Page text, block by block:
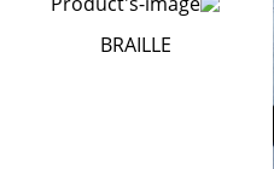
BRAILLE